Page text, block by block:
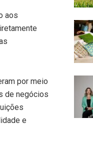
aos
por meio
de negócios
e